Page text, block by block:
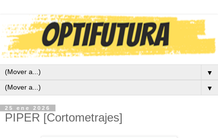
▼
▼
25 ene 2026
PIPER [Cortometrajes]